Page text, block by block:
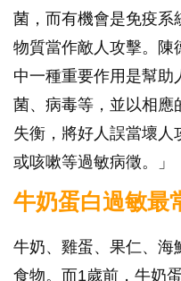
菌，而有機會是免疫系
物質當作敵人攻擊。陳
中一種重要作用是幫助
菌、病毒等，並以相應
失衡，將好人誤當壞
或咳嗽等過敏病徵。」
牛奶蛋白過敏最
牛奶、雞蛋、果仁、海
食物。而1歲前，牛奶